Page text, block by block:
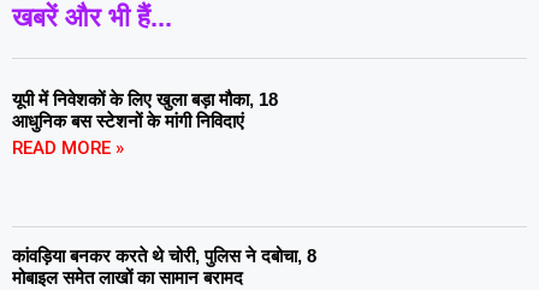
खबरें और भी हैं...
यूपी में निवेशकों के लिए खुला बड़ा मौका, 18
आधुनिक बस स्टेशनों के मांगी निविदाएं
READ MORE »
कांवड़िया बनकर करते थे चोरी, पुलिस ने दबोचा, 8
मोबाइल समेत लाखों का सामान बरामद